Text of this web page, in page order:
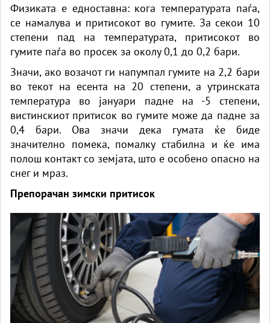
Физиката е едноставна: кога температурата паѓа,
се намалува и притисокот во гумите. За секои 10
степени пад на температурата, притисокот во
гумите паѓа во просек за околу 0,1 до 0,2 бари.
Значи, ако возачот ги напумпал гумите на 2,2 бари
во текот на есента на 20 степени, а утринската
температура во јануари падне на -5 степени,
вистинскиот притисок во гумите може да падне за
0,4 бари. Ова значи дека гумата ќе биде
значително помека, помалку стабилна и ќе има
полош контакт со земјата, што е особено опасно на
снег и мраз.
Препорачан зимски притисок